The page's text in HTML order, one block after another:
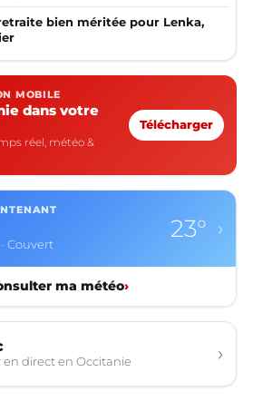
bien méritée pour Lenka,
MOBILE
dans votre
réel, météo &
Télécharger
Couvert
23° ›
ma météo›
en direct en Occitanie ›